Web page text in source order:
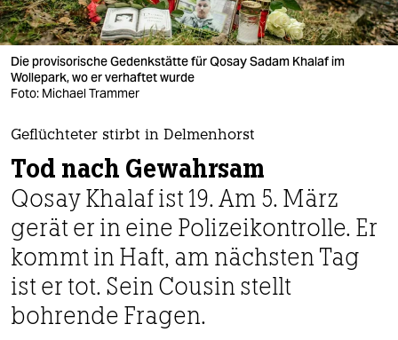
kultur
sport
nord
wahrheit
verlag
verlag
veranstaltungen
shop
Die provisorische Gedenkstätte für Qosay Sadam Khalaf im
Wollepark, wo er verhaftet wurde
Foto: Michael Trammer
Geflüchteter stirbt in Delmenhorst
Tod nach Gewahrsam
Qosay Khalaf ist 19. Am 5. März
gerät er in eine Polizeikontrolle. Er
kommt in Haft, am nächsten Tag
ist er tot. Sein Cousin stellt
bohrende Fragen.